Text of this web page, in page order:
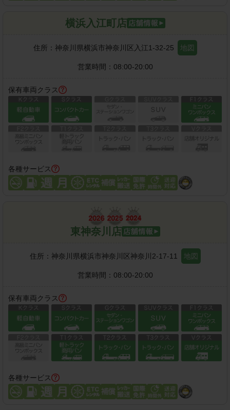
横浜入江町店
住所： 神奈川県横浜市神奈川区入江1-32-25 地図
営業時間： 08:00-20:00
保有車両クラス
各種サービス
東神奈川店
住所： 神奈川県横浜市神奈川区神奈川2-17-11 地図
営業時間： 08:00-20:00
保有車両クラス
各種サービス